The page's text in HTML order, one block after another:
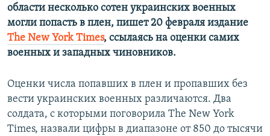
области несколько сотен украинских военных
могли попасть в плен, пишет 20 февраля издание
The New York Times, ссылаясь на оценки самих
военных и западных чиновников.
Оценки числа попавших в плен и пропавших без
вести украинских военных различаются. Два
солдата, с которыми поговорила The New York
Times, назвали цифры в диапазоне от 850 до тысячи